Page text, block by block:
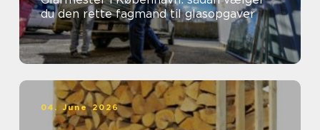
du den rette fagmand til glasopgaver
04. June 2026